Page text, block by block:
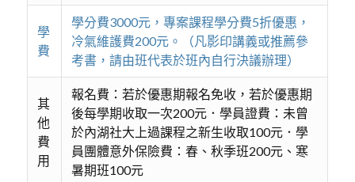
學
費
學分費3000元，專案課程學分費5折優惠，
冷氣維護費200元。（凡影印講義或推薦參
考書，請由班代表於班內自行決議辦理）
其
他
費
用
報名費：若於優惠期報名免收，若於優惠期
後每學期收取一次200元．學員證費：未曾
於內湖社大上過課程之新生收取100元．學
員團體意外保險費：春、秋季班200元、寒
暑期班100元